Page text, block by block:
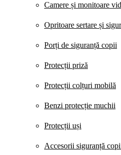
Camere și monitoare
Opritoare sertare și
Porți de siguranță copii
Protecții priză
Protecții colțuri mobilă
Benzi protecție muchii
Protecții uși
Accesorii siguranță